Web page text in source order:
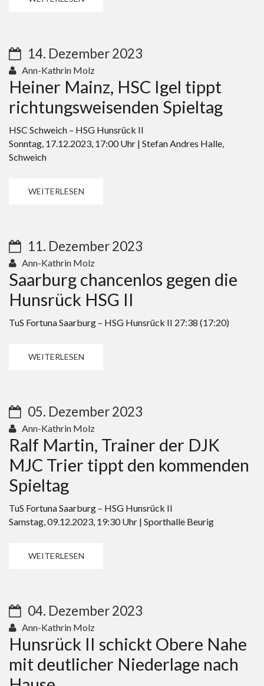
14. Dezember 2023
Ann-Kathrin Molz
Heiner Mainz, HSC Igel tippt
richtungsweisenden Spieltag
HSC Schweich – HSG Hunsrück II
Sonntag, 17.12.2023, 17:00 Uhr | Stefan Andres Halle,
Schweich
WEITERLESEN
11. Dezember 2023
Ann-Kathrin Molz
Saarburg chancenlos gegen die
Hunsrück HSG II
TuS Fortuna Saarburg – HSG Hunsrück II 27:38 (17:20)
WEITERLESEN
05. Dezember 2023
Ann-Kathrin Molz
Ralf Martin, Trainer der DJK
MJC Trier tippt den kommenden
Spieltag
TuS Fortuna Saarburg – HSG Hunsrück II
Samstag, 09.12.2023, 19:30 Uhr | Sporthalle Beurig
WEITERLESEN
04. Dezember 2023
Ann-Kathrin Molz
Hunsrück II schickt Obere Nahe
mit deutlicher Niederlage nach